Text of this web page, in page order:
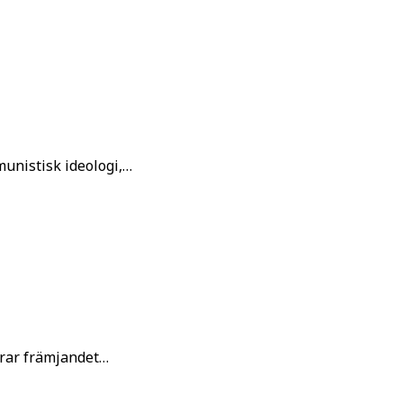
ideologi,…
främjandet…